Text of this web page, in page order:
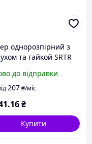
однорозпірний з
та гайкой SRTR
до відправки
207₴/міс
.16₴
Купити